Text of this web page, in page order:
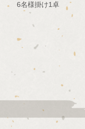
6名様掛け1卓